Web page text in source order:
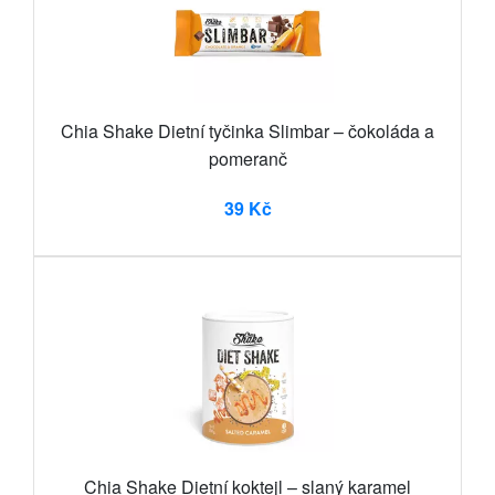
Chia Shake Dietní tyčinka Slimbar – čokoláda a
pomeranč
39 Kč
Chia Shake Dietní koktejl – slaný karamel